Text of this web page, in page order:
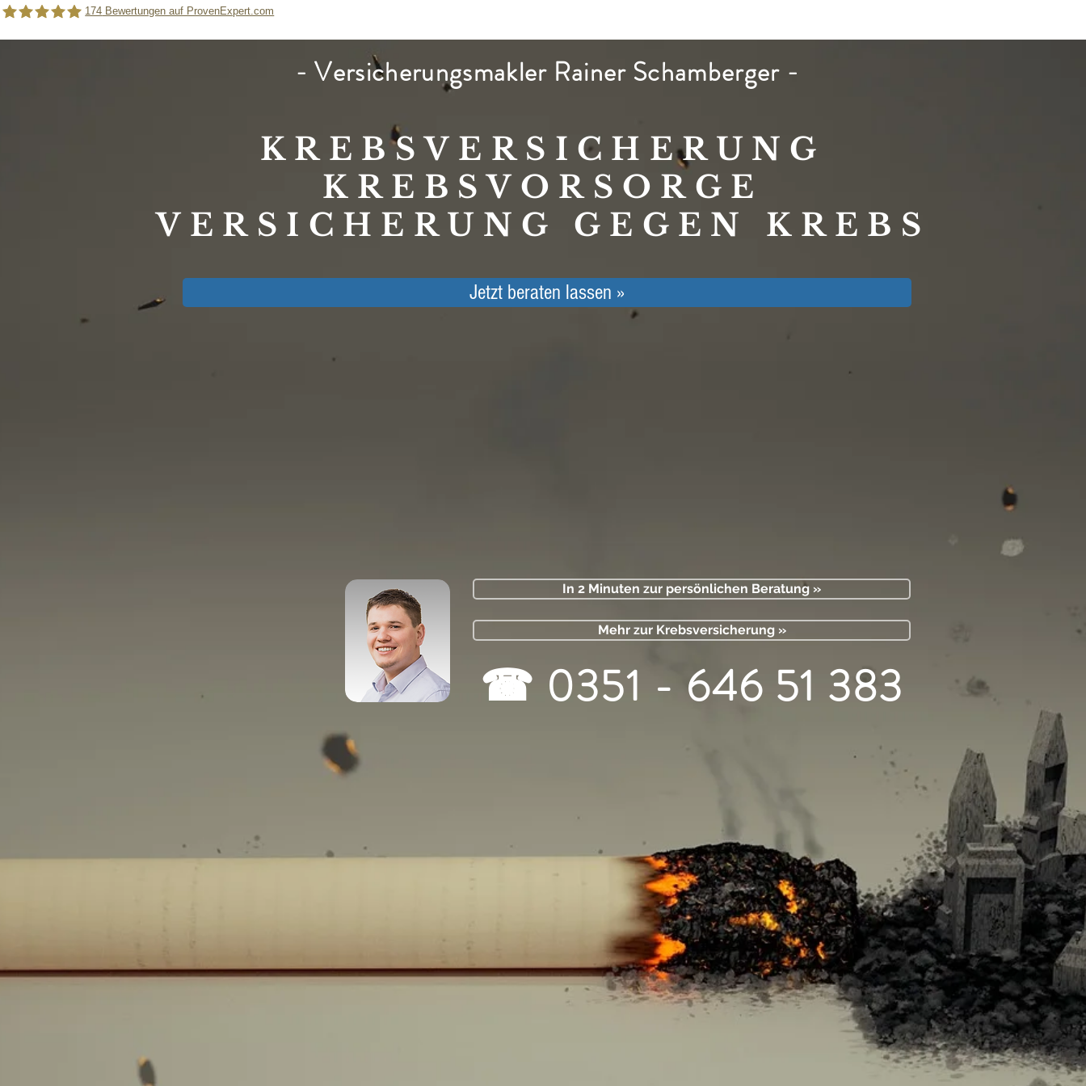
Rainer Schamberger |Versicherungsmakler für das Handwerk
174 Bewertungen auf ProvenExpert.com
☎ 0351 - 646 51 383
Mehr zur Krebsversicherung »
In 2 Minuten zur persönlichen Beratung »
KREBSVERSICHERUNG
KREBSVORSORGE
VERSICHERUNG GEGEN KREBS
- Versicherungsmakler Rainer Schamberger -
Jetzt beraten lassen »